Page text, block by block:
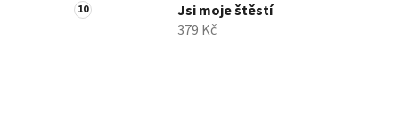
Jsi moje štěstí
379 Kč